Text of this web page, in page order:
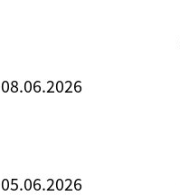
08.06.2026
05.06.2026